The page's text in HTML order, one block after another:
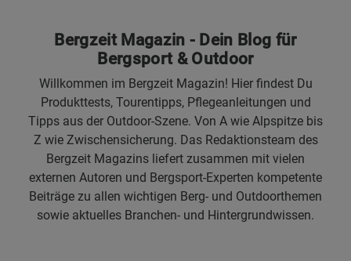
Bergzeit Magazin - Dein Blog für
Bergsport & Outdoor
Willkommen im Bergzeit Magazin! Hier findest Du
Produkttests, Tourentipps, Pflegeanleitungen und
Tipps aus der Outdoor-Szene. Von A wie Alpspitze bis
Z wie Zwischensicherung. Das Redaktionsteam des
Bergzeit Magazins liefert zusammen mit vielen
externen Autoren und Bergsport-Experten kompetente
Beiträge zu allen wichtigen Berg- und Outdoorthemen
sowie aktuelles Branchen- und Hintergrundwissen.